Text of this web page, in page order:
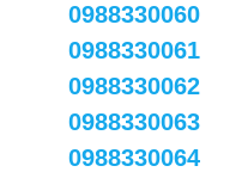
0988330060
0988330061
0988330062
0988330063
0988330064